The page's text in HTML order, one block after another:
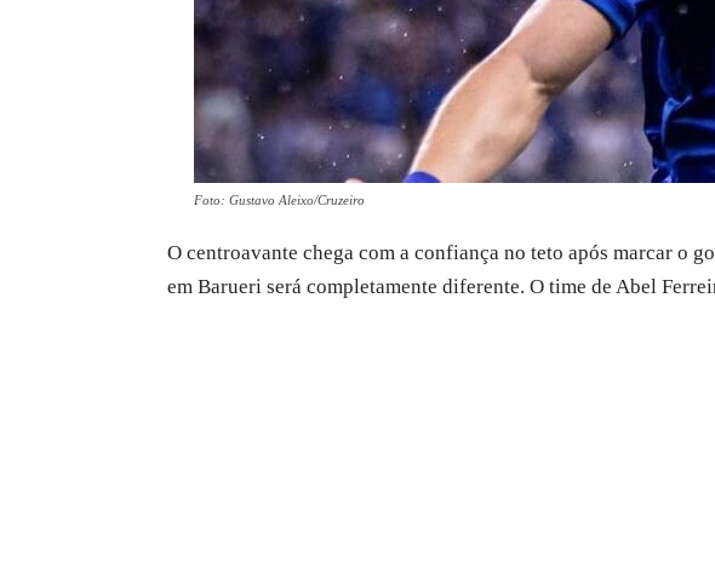
Foto: Gustavo Aleixo/Cruzeiro
O centroavante chega com a confiança no teto após marcar o
em Barueri será completamente diferente. O time de Abel